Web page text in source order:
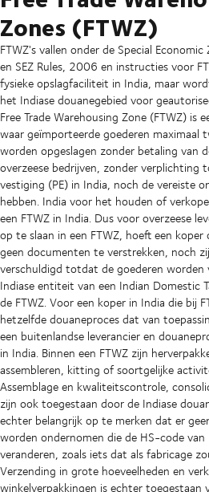
Zones (FTWZ)
FTWZ's vallen onder de Special
en SEZ Rules, 2006 en instructies voor
fysieke opslagfaciliteit in India, maar
het Indiase douanegebied voor
Free Trade Warehousing Zone (FTWZ) is
waar geïmporteerde goederen maximaal
worden opgeslagen zonder betaling van
overzeese bedrijven, zonder verplichting
vestiging (PE) in India, noch de vereiste
hebben. India voor het houden of
een FTWZ in India. Dus voor overzeese
op te slaan in een FTWZ, hoeft een
geen documenten te verstrekken, noch
verschuldigd totdat de goederen worden
Indiase entiteit van een Indian Domestic
de FTWZ. Voor een koper in India die bij
hetzelfde douaneproces dat van
een buitenlandse leverancier en
in India. Binnen een FTWZ zijn
assembleren, kitting of soortgelijke
Assemblage en kwaliteitscontrole,
zijn ook toegestaan door de Indiase
echter belangrijk op te merken dat er
worden ondernomen die de HS-code
veranderen, zoals iets dat als fabricage
Verzending in grote hoeveelheden en
winkelverpakkingen is echter toegestaan